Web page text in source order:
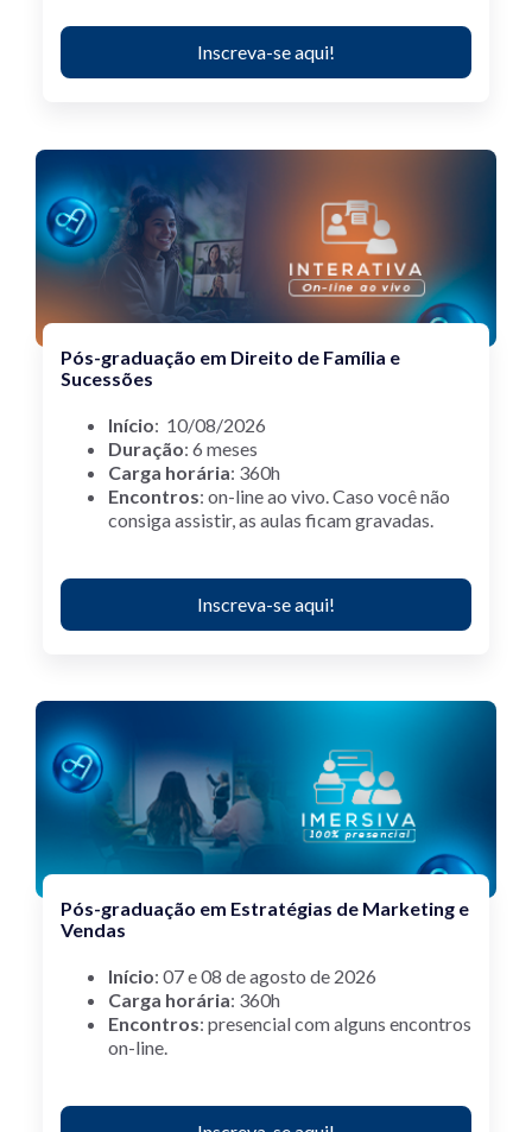
Inscreva-se aqui!
Pós-graduação em Direito de Família e
Sucessões
Início: 10/08/2026
Duração: 6 meses
Carga horária: 360h
Encontros: on-line ao vivo. Caso você não
consiga assistir, as aulas ficam gravadas.
Inscreva-se aqui!
Pós-graduação em Estratégias de Marketing e
Vendas
Início: 07 e 08 de agosto de 2026
Carga horária: 360h
Encontros: presencial com alguns encontros
on-line.